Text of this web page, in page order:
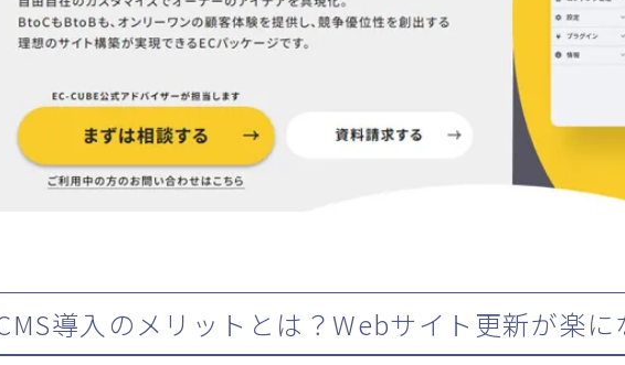
導入のメリットとは？Webサイト更新が楽